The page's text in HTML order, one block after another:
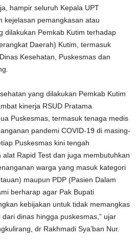
hampir seluruh Kepala UPT
kejelasan pemangkasan atau
dilakukan Pemkab Kutim terhadap
Daerah) Kutim, termasuk
Kesehatan, Puskesmas dan
yang dilakukan Pemkab Kutim
kinerja RSUD Pratama
Puskesmas, termasuk tenaga medis
pandemi COVID-19 di masing-
Puskesmas kini tengah
Rapid Test dan juga membutuhkan
warga yang masuk kategori
maupun PDP (Pasien Dalam
berharap agar Pak Bupati
kebijakan untuk tidak memangkas
dinas hingga puskesmas,” ujar
dr Rakhmadi Sya’ban Nur.